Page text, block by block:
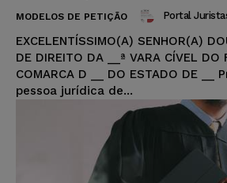
MODELOS DE PETIÇÃO Portal
EXCELENTÍSSIMO(A) SENHOR(A)
DE DIREITO DA __ª VARA CÍVEL DO
COMARCA D __ DO ESTADO DE __
pessoa jurídica de...